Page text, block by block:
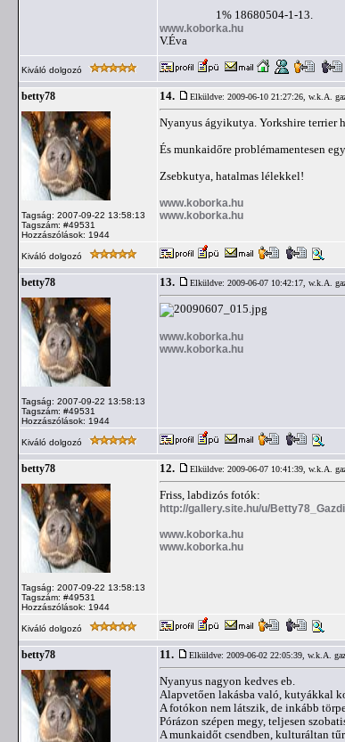
1% 18680504-1-13.
www.koborka.hu
V.Éva
Kiváló dolgozó
betty78
Tagság: 2007-09-22 13:58:13
Tagszám: #49531
Hozzászólások: 1944
14. Elküldve: 2009-06-10 21:27:26, w.k.A.
Nyanyus ágyikutya. Yorkshire terrier
És munkaidőre problémamentesen
Zsebkutya, hatalmas lélekkel!
www.koborka.hu
www.koborka.hu
Kiváló dolgozó
betty78
Tagság: 2007-09-22 13:58:13
Tagszám: #49531
Hozzászólások: 1944
13. Elküldve: 2009-06-07 10:42:17, w.k.A.
www.koborka.hu
www.koborka.hu
Kiváló dolgozó
betty78
Tagság: 2007-09-22 13:58:13
Tagszám: #49531
Hozzászólások: 1944
12. Elküldve: 2009-06-07 10:41:39, w.k.A.
Friss, labdizós fotók:
http://gallery.site.hu/u/
www.koborka.hu
www.koborka.hu
Kiváló dolgozó
betty78 11. Elküldve: 2009-06-02 22:05:39, w.k.A.
Nyanyus nagyon kedves eb.
Alapvetően lakásba való, kutyákkal
A fotókon nem látszik, de inkább
Pórázon szépen megy, teljesen
A munkaidőt csendben, kulturáltan